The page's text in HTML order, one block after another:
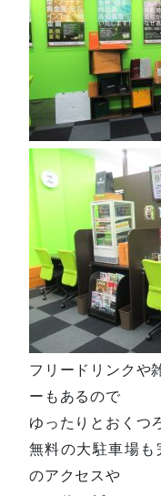
フリードリンクや
ーもあるので
ゆったりとおくつ
無料の大駐車場
のアクセスや